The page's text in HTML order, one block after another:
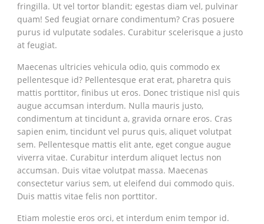
fringilla. Ut vel tortor blandit; egestas diam vel, pulvinar
quam! Sed feugiat ornare condimentum? Cras posuere
purus id vulputate sodales. Curabitur scelerisque a justo
at feugiat.
Maecenas ultricies vehicula odio, quis commodo ex
pellentesque id? Pellentesque erat erat, pharetra quis
mattis porttitor, finibus ut eros. Donec tristique nisl quis
augue accumsan interdum. Nulla mauris justo,
condimentum at tincidunt a, gravida ornare eros. Cras
sapien enim, tincidunt vel purus quis, aliquet volutpat
sem. Pellentesque mattis elit ante, eget congue augue
viverra vitae. Curabitur interdum aliquet lectus non
accumsan. Duis vitae volutpat massa. Maecenas
consectetur varius sem, ut eleifend dui commodo quis.
Duis mattis vitae felis non porttitor.
Etiam molestie eros orci, et interdum enim tempor id.